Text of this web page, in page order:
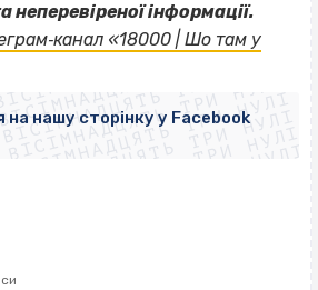
неперевіреної інформації.
«18000 | Шо там у
ТРИ НУЛІ
ТРИ НУЛІ
ВІСІМНАДЦЯТЬ ТРИ НУЛІ
ВІСІМНАДЦЯТЬ ТРИ НУЛІ
ВІСІМНАДЦЯТЬ ТРИ НУЛІ
ВІСІМНАДЦЯТЬ ТРИ НУЛІ
ВІСІМНАДЦЯТЬ ТРИ НУЛІ
ВІСІМНАДЦЯТЬ ТРИ НУЛІ
на нашу сторінку у Facebook